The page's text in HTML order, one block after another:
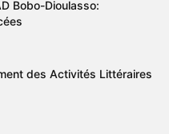
Bobo-Dioulasso:
des Activités Littéraires